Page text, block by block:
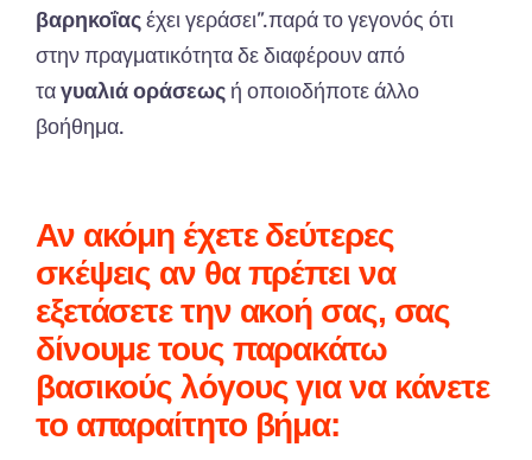
βαρηκοΐαςέχει γεράσει”.παρά το γεγονός ότι
στην πραγματικότητα δε διαφέρουν από
ταγυαλιά οράσεως ή οποιοδήποτε άλλο
βοήθημα.
Αν ακόμη έχετε δεύτερες
σκέψεις αν θα πρέπει να
εξετάσετε την ακοή σας, σας
δίνουμε τους παρακάτω
βασικούς λόγους για να κάνετε
το απαραίτητο βήμα: